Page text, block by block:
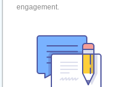
engagement.